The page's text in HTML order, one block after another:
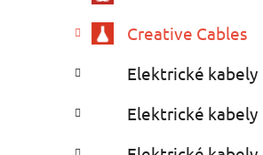
b
r
o
i
s
Creative Cables
Elektrické kabely
Elektrické kabely